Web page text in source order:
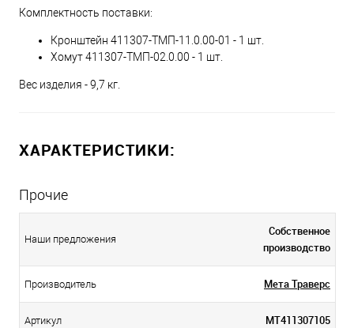
Комплектность поставки:
Кронштейн 411307-ТМП-11.0.00-01 - 1 шт.
Хомут 411307-ТМП-02.0.00 - 1 шт.
Вес изделия - 9,7 кг.
ХАРАКТЕРИСТИКИ:
Прочие
Наши предложения
Собственное
производство
Производитель Мета Траверс
Артикул МТ411307105